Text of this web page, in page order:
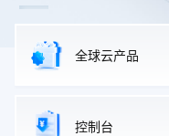
全球云产品
控制台